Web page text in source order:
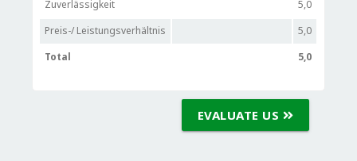
Zuverlässigkeit
5,0
Preis-/ Leistungsverhältnis
5,0
Total
5,0
EVALUATE US